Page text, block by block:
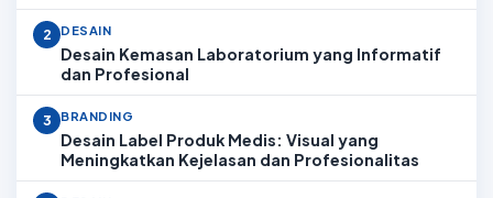
2 DESAIN
Desain Kemasan Laboratorium yang Informatif
dan Profesional
3 BRANDING
Desain Label Produk Medis: Visual yang
Meningkatkan Kejelasan dan Profesionalitas